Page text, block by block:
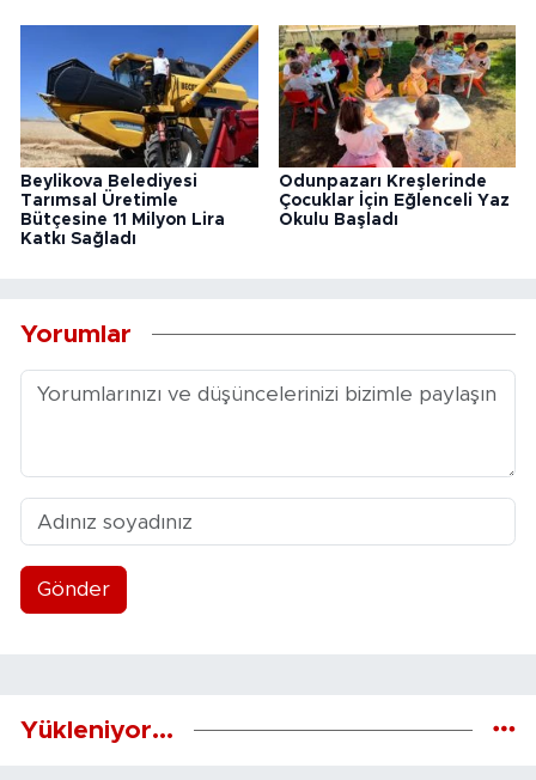
Beylikova Belediyesi
Tarımsal Üretimle
Bütçesine 11 Milyon Lira
Katkı Sağladı
Odunpazarı Kreşlerinde
Çocuklar İçin Eğlenceli Yaz
Okulu Başladı
Yorumlar
Gönder
Yükleniyor...